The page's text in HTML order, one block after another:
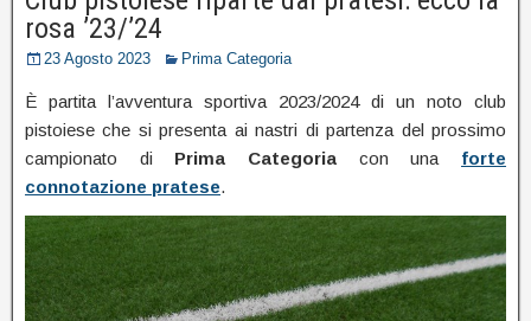
rosa ’23/’24
23 Agosto 2023 Prima Categoria
È partita l’avventura sportiva 2023/2024 di un noto club
pistoiese che si presenta ai nastri di partenza del prossimo
campionato di Prima Categoria con una forte
connotazione pratese.